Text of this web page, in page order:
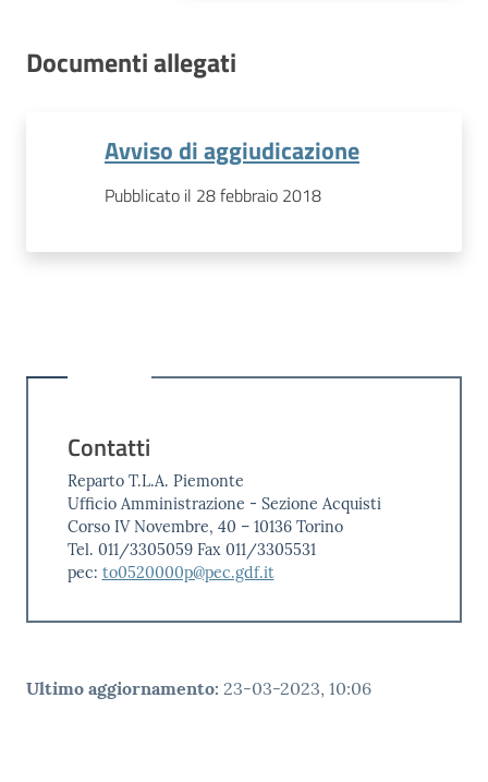
Documenti allegati
Avviso di aggiudicazione
Pubblicato il 28 febbraio 2018
Contatti
Reparto T.L.A. Piemonte
Ufficio Amministrazione - Sezione Acquisti
Corso IV Novembre, 40 – 10136 Torino
Tel. 011/3305059 Fax 011/3305531
pec: to0520000p@pec.gdf.it
Ultimo aggiornamento: 23-03-2023, 10:06